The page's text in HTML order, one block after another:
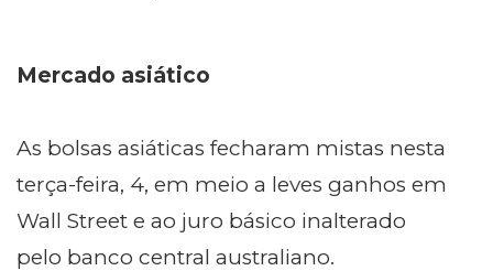
Mercado asiático
As bolsas asiáticas fecharam mistas nesta
terça-feira, 4, em meio a leves ganhos em
Wall Street e ao juro básico inalterado
pelo banco central australiano.